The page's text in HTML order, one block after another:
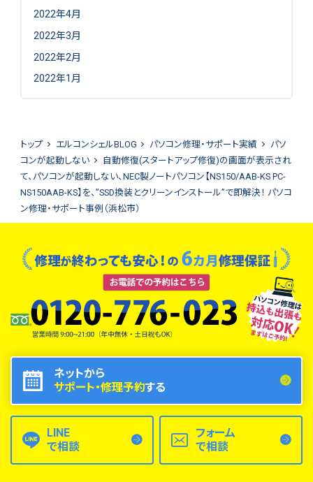
2022年4月
2022年3月
2022年2月
2022年1月
トップ エルコンシェルBLOG パソコン修理・サポート実績
パソ
コンが起動しない
自動修復(スタートアップ修復)の画面が表示され
て、パソコンが起動しない、NEC製ノートパソコン【NS150/AAB-KS PC-
NS150AAB-KS】を、”SSD換装とクリーンインストール”で即解決！ パソコ
ン修理・サポート事例（浜松市）
ネットから
サポート・修理予約する
LINE
で相談
フォーム
で相談